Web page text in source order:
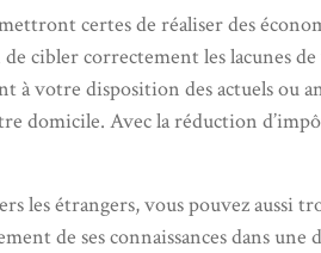
certes de réaliser des
cibler correctement les lacunes
votre disposition des actuels ou
domicile. Avec la réduction
les étrangers, vous pouvez aussi
de ses connaissances dans